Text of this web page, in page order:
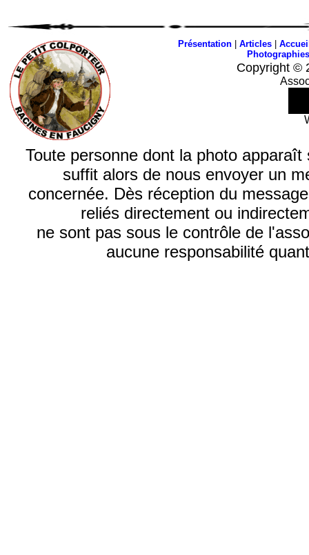
Présentation| Articles|
Photographies
Copyright ©
Toute personne dont la photo
suffit alors de nous envoyer un
concernée. Dès réception du
reliés directement ou
ne sont pas sous le contrôle de
aucune responsabilité